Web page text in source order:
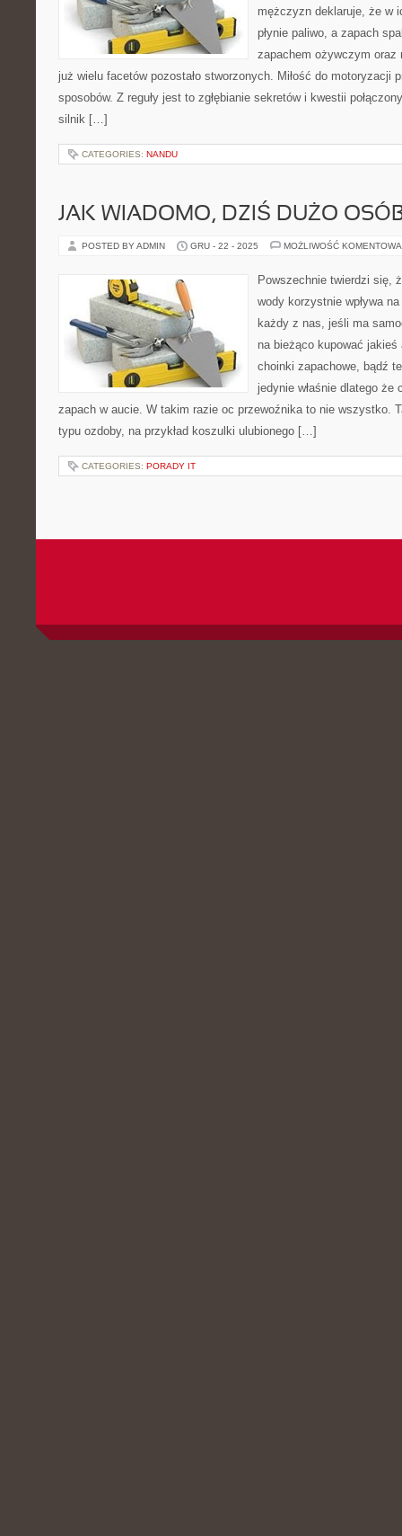
mężczyzn deklaruje, że w
płynie paliwo, a zapach
zapachem ożywczym oraz
już wielu facetów pozostało stworzonych. Miłość do motoryzacji
sposobów. Z reguły jest to zgłębianie sekretów i kwestii
silnik […]
CATEGORIES: NANDU
JAK WIADOMO, DZIŚ DUŻO
POSTED BY ADMIN GRU - 22 - 2025 MOŻLIWOŚĆ
Powszechnie twierdzi się,
wody korzystnie wpływa
każdy z nas, jeśli ma
na bieżąco kupować jakieś
choinki zapachowe, bądź
jedynie właśnie dlatego
zapach w aucie. W takim razie oc przewoźnika to nie wszystko.
typu ozdoby, na przykład koszulki ulubionego […]
CATEGORIES: PORADY IT